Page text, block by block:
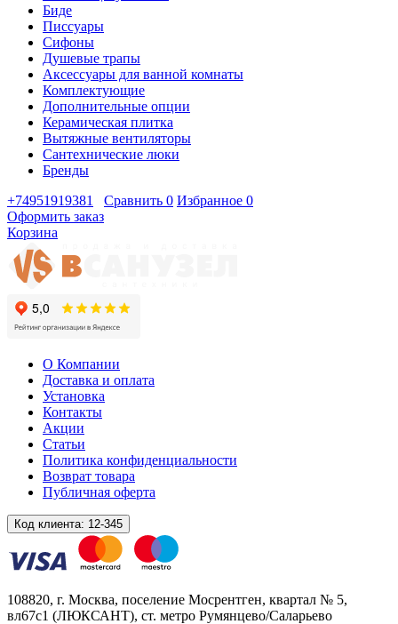
Биде
Писсуары
Сифоны
Душевые трапы
Аксессуары для ванной комнаты
Комплектующие
Дополнительные опции
Керамическая плитка
Вытяжные вентиляторы
Сантехнические люки
Бренды
+74951919381
Сравнить 0 Избранное 0
Оформить заказ
Корзина
О Компании
Доставка и оплата
Установка
Контакты
Акции
Статьи
Политика конфиденциальности
Возврат товара
Публичная оферта
Код клиента: 12-345
108820, г. Москва, поселение Мосрентген, квартал № 5,
вл67с1 (ЛЮКСАНТ), ст. метро Румянцево/Саларьево